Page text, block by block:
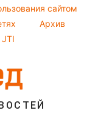
сайтом
Архив